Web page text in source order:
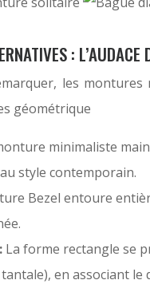
: L’AUDACE
les
géométrique
minimaliste
style contemporain.
Bezel entoure
La forme rectangle se
en associant